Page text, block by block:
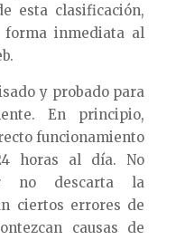
esta clasificación,
inmediata al
y probado para
En principio,
funcionamiento
horas al día. No
no descarta la
ciertos errores de
causas de